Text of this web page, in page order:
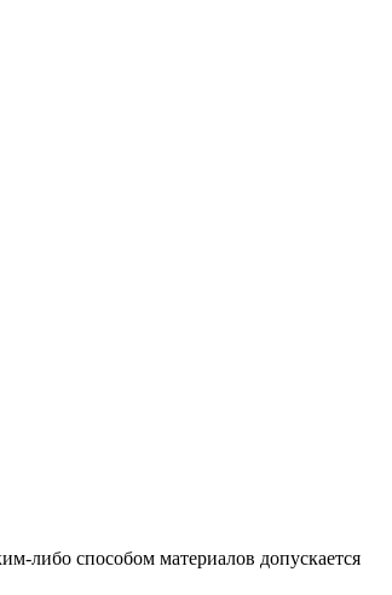
либо способом материалов допускается